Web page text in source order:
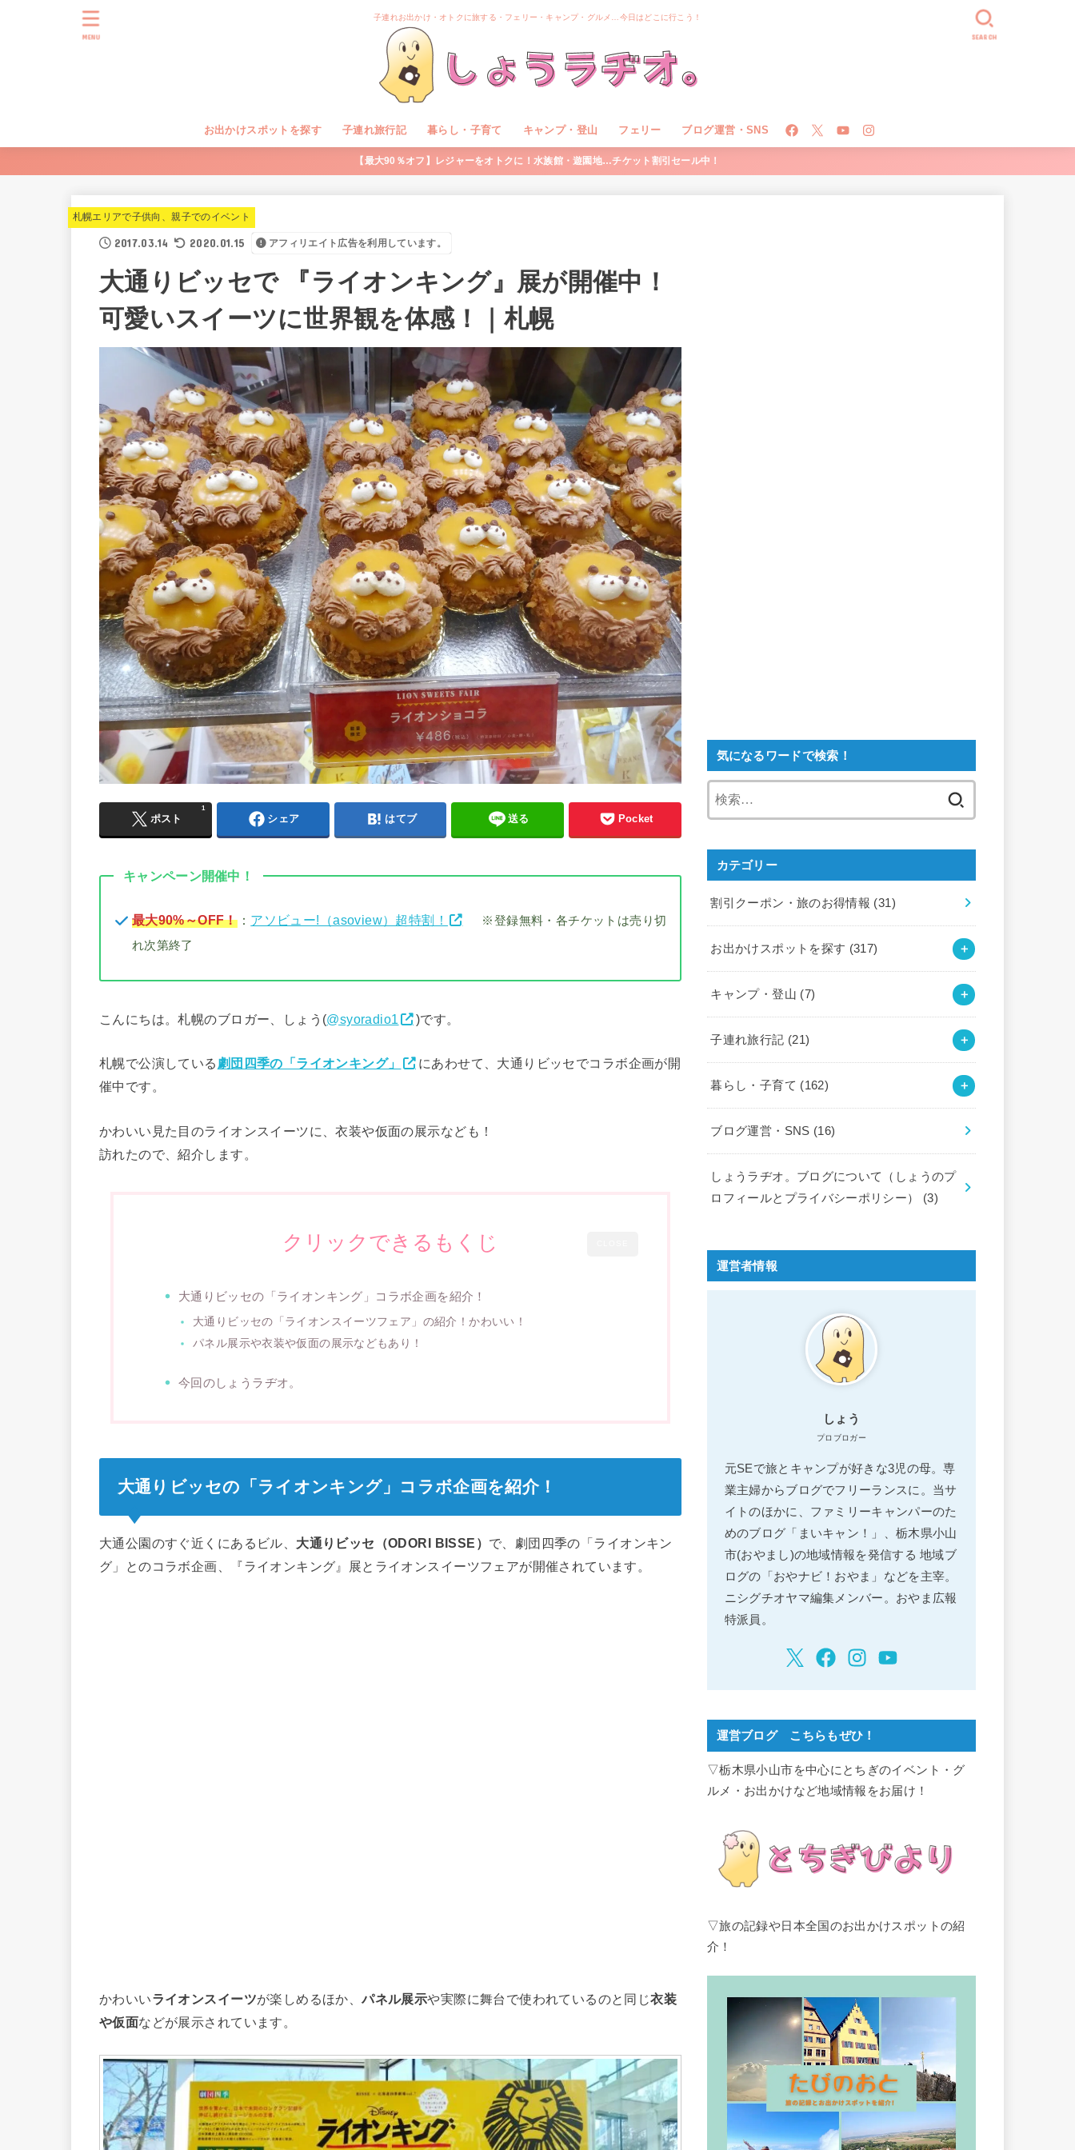
子連れお出かけ・オトクに旅する・フェリー・キャンプ・グルメ…今日はどこに行こう！
お出かけスポットを探す 子連れ旅行記 暮らし・子育て キャンプ・登山 フェリー ブログ運営・SNS
SEARCH
MENU
【最大90％オフ】レジャーをオトクに！水族館・遊園地…チケット割引セール中！
札幌エリアで子供向、親子でのイベント
2017.03.14 2020.01.15 アフィリエイト広告を利用しています。
大通りビッセで 『ライオンキング』展が開催中！
可愛いスイーツに世界観を体感！｜札幌
ポスト
1
シェア はてブ 送る Pocket
キャンペーン開催中！
最大90%～OFF！： アソビュー!（asoview）超特割！
※登録無料・各チケットは売り切
れ次第終了
こんにちは。札幌のブロガー、しょう(@syoradio1 )です。
札幌で公演している 劇団四季の「ライオンキング」
にあわせて、大通りビッセでコラボ企画が開
催中です。
かわいい見た目のライオンスイーツに、衣装や仮面の展示なども！
訪れたので、紹介します。
クリックできるもくじ
大通りビッセの「ライオンキング」コラボ企画を紹介！
大通りビッセの「ライオンスイーツフェア」の紹介！かわいい！
パネル展示や衣装や仮面の展示などもあり！
今回のしょうラヂオ。
大通りビッセの「ライオンキング」コラボ企画を紹介！
大通公園のすぐ近くにあるビル、 大通りビッセ（ODORI BISSE） で、劇団四季の「ライオンキン
グ」とのコラボ企画、『ライオンキング』展とライオンスイーツフェアが開催されています。
かわいいライオンスイーツが楽しめるほか、パネル展示や実際に舞台で使われているのと同じ衣装
や仮面などが展示されています。
気になるワードで検索！
カテゴリー
割引クーポン・旅のお得情報 (31)
お出かけスポットを探す (317)
キャンプ・登山 (7)
子連れ旅行記 (21)
暮らし・子育て (162)
ブログ運営・SNS (16)
しょうラヂオ。ブログについて（しょうのプ
ロフィールとプライバシーポリシー） (3)
運営者情報
しょう
プロブロガー
元SEで旅とキャンプが好きな3児の母。専
業主婦からブログでフリーランスに。当サ
イトのほかに、ファミリーキャンパーのた
めのブログ「まいキャン！」、栃木県小山
市(おやまし)の地域情報を発信する 地域ブ
ログの「おやナビ！おやま」などを主宰。
ニシグチオヤマ編集メンバー。おやま広報
特派員。
運営ブログ こちらもぜひ！
▽栃木県小山市を中心にとちぎのイベント・グ
ルメ・お出かけなど地域情報をお届け！
▽旅の記録や日本全国のお出かけスポットの紹
介！